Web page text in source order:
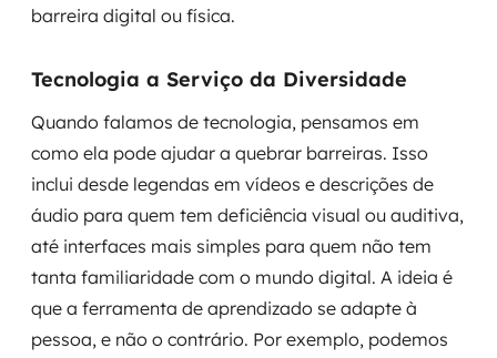
barreira digital ou física.
Tecnologia a Serviço da Diversidade
Quando falamos de tecnologia, pensamos em
como ela pode ajudar a quebrar barreiras. Isso
inclui desde legendas em vídeos e descrições de
áudio para quem tem deficiência visual ou auditiva,
até interfaces mais simples para quem não tem
tanta familiaridade com o mundo digital. A ideia é
que a ferramenta de aprendizado se adapte à
pessoa, e não o contrário. Por exemplo, podemos